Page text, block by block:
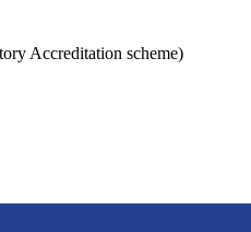
Accreditation scheme)